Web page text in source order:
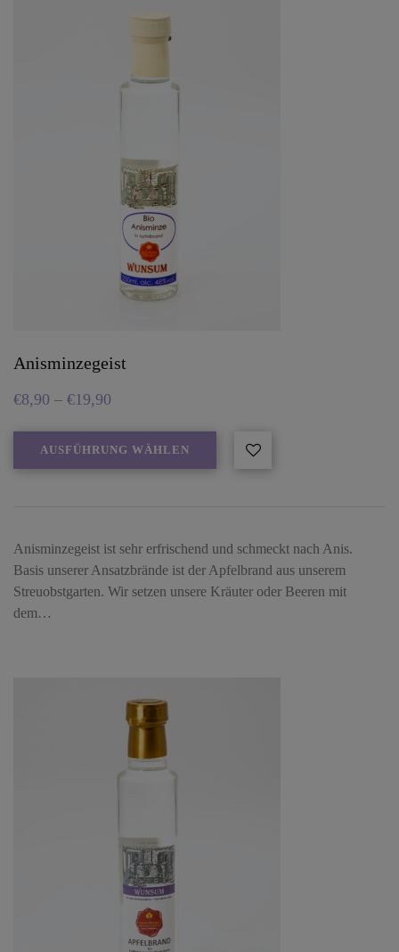
Anisminzegeist
€8,90 – €19,90
AUSFÜHRUNG WÄHLEN
Anisminzegeist ist sehr erfrischend und schmeckt nach Anis.
Basis unserer Ansatzbrände ist der Apfelbrand aus unserem
Streuobstgarten. Wir setzen unsere Kräuter oder Beeren mit
dem…